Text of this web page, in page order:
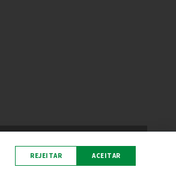
REJEITAR ACEITAR